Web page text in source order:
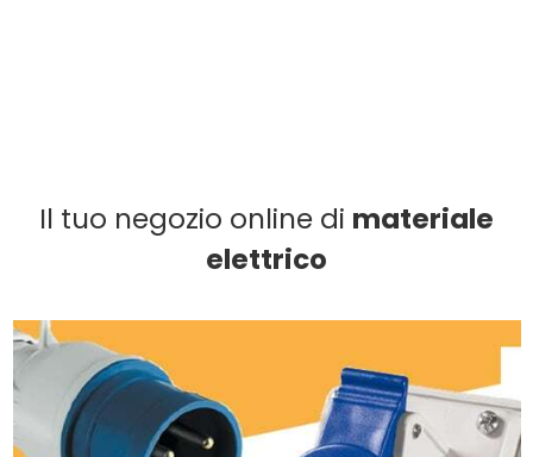
Il tuo negozio online di materiale
elettrico